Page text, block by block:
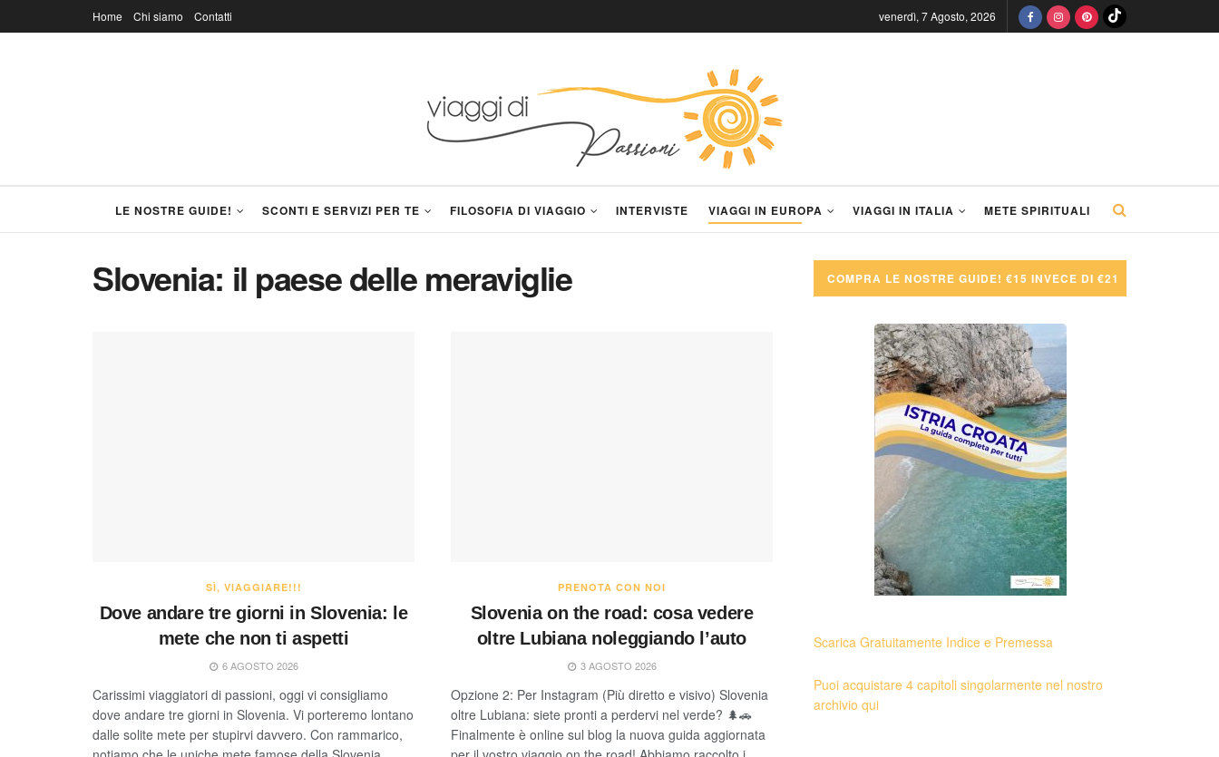
Home Chi siamo Contatti venerdì, 7 Agosto, 2026
LE NOSTRE GUIDE! SCONTI E SERVIZI PER TE FILOSOFIA DI VIAGGIO INTERVISTE VIAGGI IN EUROPA VIAGGI IN ITALIA METE SPIRITUALI
Slovenia: il paese delle meraviglie
SÌ, VIAGGIARE!!!
Dove andare tre giorni in Slovenia: le
mete che non ti aspetti
6 AGOSTO 2026
Carissimi viaggiatori di passioni, oggi vi consigliamo
dove andare tre giorni in Slovenia. Vi porteremo lontano
dalle solite mete per stupirvi davvero. Con rammarico,
PRENOTA CON NOI
Slovenia on the road: cosa vedere
oltre Lubiana noleggiando l’auto
3 AGOSTO 2026
Opzione 2: Per Instagram (Più diretto e visivo) Slovenia
oltre Lubiana: siete pronti a perdervi nel verde? 🌲🚗
Finalmente è online sul blog la nuova guida aggiornata
COMPRA LE NOSTRE GUIDE! €15 INVECE DI €21
Scarica Gratuitamente Indice e Premessa
Puoi acquistare 4 capitoli singolarmente nel nostro
archivio qui